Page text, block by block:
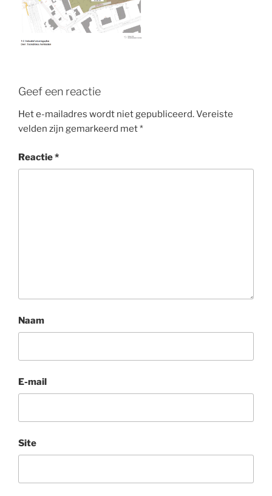
Geef een reactie
Het e-mailadres wordt niet gepubliceerd.Vereiste
velden zijn gemarkeerd met*
Reactie*
Naam
E-mail
Site